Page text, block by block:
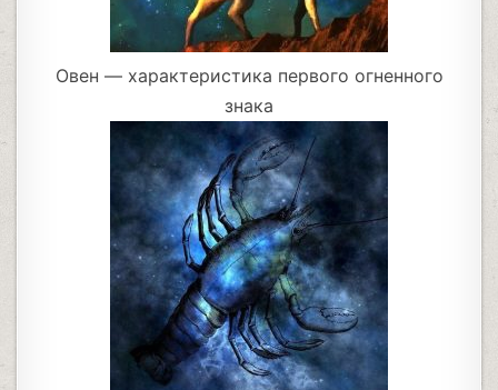
Овен — характеристика первого огненного
знака